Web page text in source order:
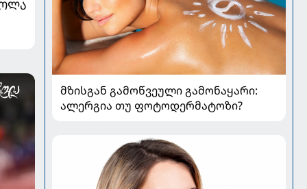
მზისგან გამოწვეული გამონაყარი:
ალერგია თუ ფოტოდერმატოზი?